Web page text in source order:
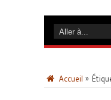
Accueil »